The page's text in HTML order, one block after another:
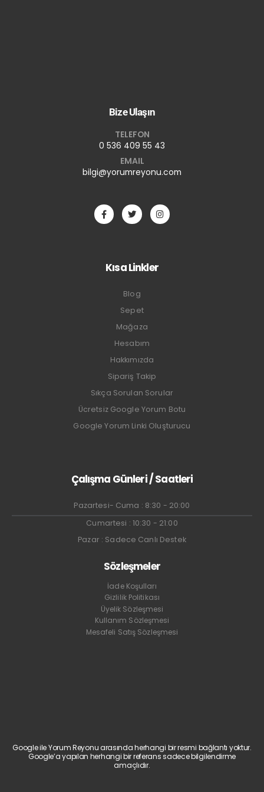
Bize Ulaşın
TELEFON
0 536 409 55 43
EMAIL
bilgi@yorumreyonu.com
Kısa Linkler
Blog
Sepet
Mağaza
Hesabım
Hakkımızda
Sipariş Takip
Sıkça Sorulan Sorular
Ücretsiz Google Yorum Botu
Google Yorum Linki Oluşturucu
Çalışma Günleri / Saatleri
Pazartesi- Cuma : 8:30 - 20:00
Cumartesi : 10:30 - 21:00
Pazar : Sadece Canlı Destek
Sözleşmeler
İade Koşulları
Gizlilik Politikası
Üyelik Sözleşmesi
Kullanım Sözleşmesi
Mesafeli Satış Sözleşmesi
Google ile Yorum Reyonu arasında herhangi bir resmi bağlantı yoktur.
Google’a yapılan herhangi bir referans sadece bilgilendirme
amaçlıdır.